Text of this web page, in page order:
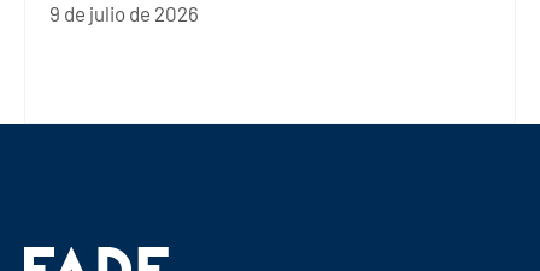
9 de julio de 2026